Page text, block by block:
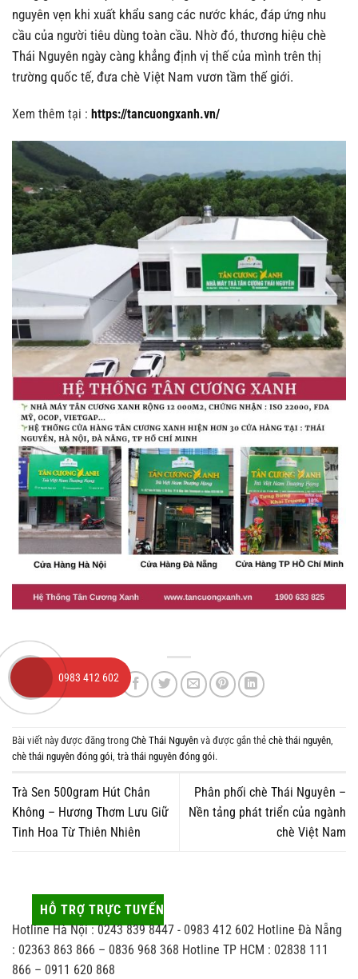
nguyên vẹn khi xuất khẩu sang các nước khác, đáp ứng nhu
cầu của người tiêu dùng toàn cầu. Nhờ đó, thương hiệu chè
Thái Nguyên ngày càng khẳng định vị thế của mình trên thị
trường quốc tế, đưa chè Việt Nam vươn tầm thế giới.
Xem thêm tại : https://tancuongxanh.vn/
Bài viết này được đăng trong Chè Thái Nguyên và được gắn thẻ chè thái nguyên,
chè thái nguyên đóng gói, trà thái nguyên đóng gói.
Trà Sen 500gram Hút Chân
Không – Hương Thơm Lưu Giữ
Tinh Hoa Từ Thiên Nhiên
Phân phối chè Thái Nguyên –
Nền tảng phát triển của ngành
chè Việt Nam
HỖ TRỢ TRỰC TUYẾN
Hotline Hà Nội : 0243 839 8447 - 0983 412 602 Hotline Đà Nẵng
: 02363 863 866 – 0836 968 368 Hotline TP HCM : 02838 111
866 – 0911 620 868
0983 412 602